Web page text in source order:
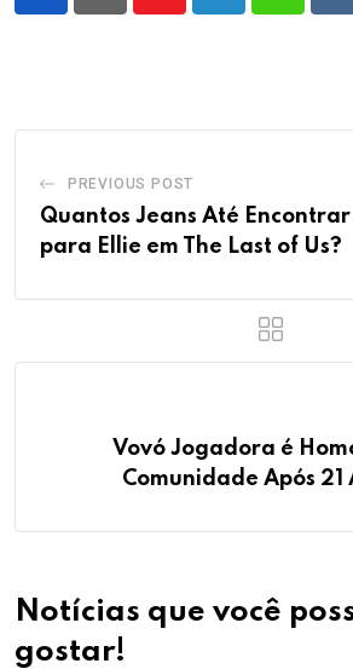
PREVIOUS POST
Quantos Jeans Até
para Ellie em The Last of Us?
Vovó Jogadora é
Comunidade Após 21
Notícias que você
gostar!